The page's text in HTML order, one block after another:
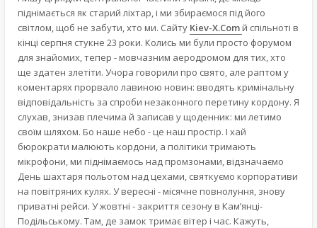
піднімається як старий ліхтар, і ми збираємося під його
світлом, щоб не забути, хто ми. Сайту Kiev-X.Com й спільноті в
кінці серпня стукне 23 роки. Колись ми були просто форумом
для знайомих, тепер - мовчазним аеродромом для тих, хто
ще здатен злетіти. Учора говорили про свято, але раптом у
коментарях прорвало лавиною новин: вводять кримінальну
відповідальність за спроби незаконного перетину кордону. Я
слухав, знизав плечима й записав у щоденник: ми летимо
своїм шляхом. Бо наше небо - це наш простір. І хай
бюрократи малюють кордони, а політики тримають
мікрофони, ми піднімаємось над промзонами, відзначаємо
День шахтаря польотом над цехами, святкуємо корпоративи
на повітряних кулях. У вересні - місячне повнолуння, знову
приватні рейси. У жовтні - закриття сезону в Кам’янці-
Подільському. Там, де замок тримає вітер і час. Кажуть,